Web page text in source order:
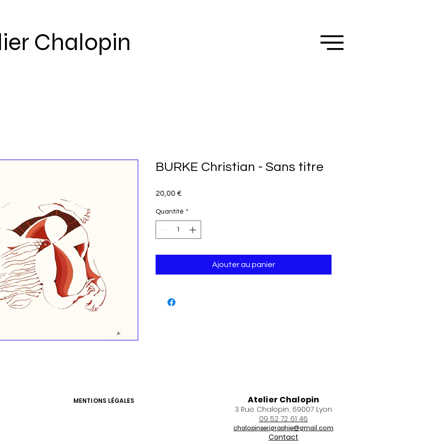
Chalopin
BURKE Christian - Sans titre
20,00 €
Quantité *
Ajouter au panier
MENTIONS LÉGALES Atelier Chalopin
3 Rue Chalopin, 69007 Lyon
09 52 72 61 46
chalopinserigraphie@gmail.com
Contact